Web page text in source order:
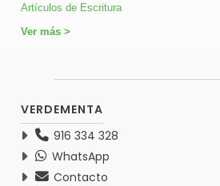
Artículos de Escritura
Ver más >
VERDEMENTA
916 334 328
WhatsApp
Contacto